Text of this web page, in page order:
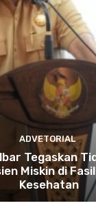
ADVETORIAL
Tegaskan
Miskin di
Kesehatan